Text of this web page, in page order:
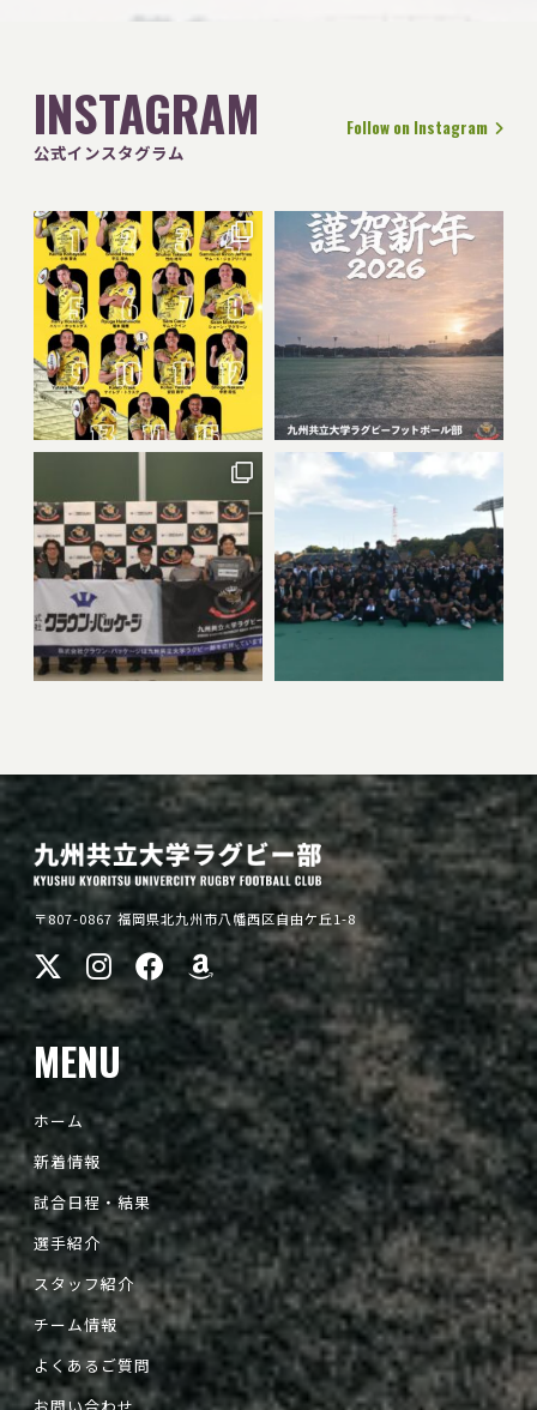
INSTAGRAM
公式インスタグラム
Follow on Instagram
〒807-0867 福岡県北九州市八幡西区自由ケ丘1-8
MENU
ホーム
新着情報
試合日程・結果
選手紹介
スタッフ紹介
チーム情報
よくあるご質問